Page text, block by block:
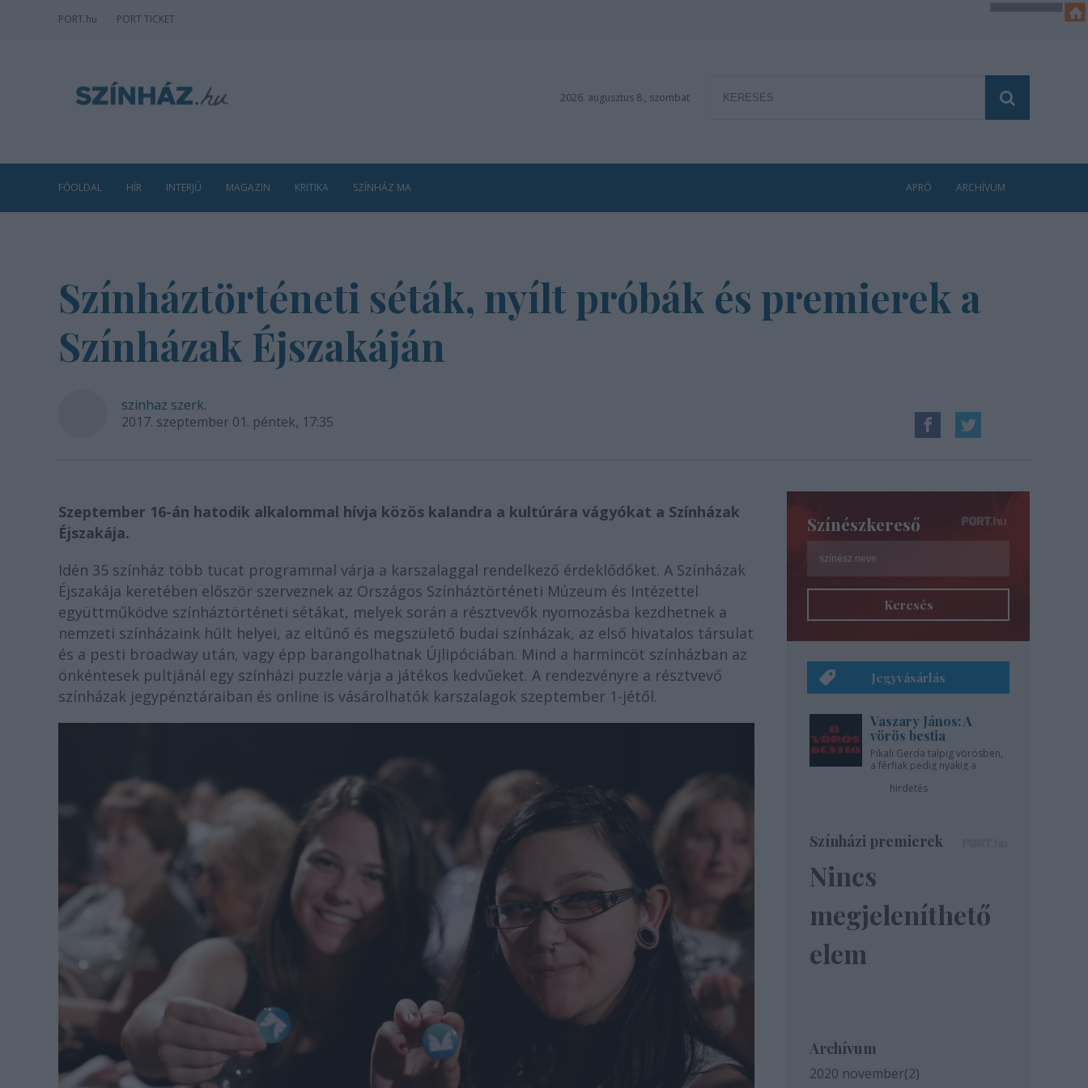
PORT.hu PORT TICKET
2026. augusztus 8., szombat
FŐOLDAL HÍR INTERJÚ MAGAZIN KRITIKA SZÍNHÁZ MA APRÓ ARCHÍVUM
Színháztörténeti séták, nyílt próbák és premierek a
Színházak Éjszakáján
szinhaz szerk.
2017. szeptember 01. péntek, 17:35
Szeptember 16-án hatodik alkalommal hívja közös kalandra a kultúrára vágyókat a Színházak
Éjszakája.
Idén 35 színház több tucat programmal várja a karszalaggal rendelkező érdeklődőket. A Színházak
Éjszakája keretében először szerveznek az Országos Színháztörténeti Múzeum és Intézettel
együttműködve színháztörténeti sétákat, melyek során a résztvevők nyomozásba kezdhetnek a
nemzeti színházaink hűlt helyei, az eltűnő és megszülető budai színházak, az első hivatalos társulat
és a pesti broadway után, vagy épp barangolhatnak Újlipóciában. Mind a harmincöt színházban az
önkéntesek pultjánál egy színházi puzzle várja a játékos kedvűeket. A rendezvényre a résztvevő
színházak jegypénztáraiban és online is vásárolhatók karszalagok szeptember 1-jétől.
Színészkereső
Keresés
Jegyvásárlás
Vaszary János: A
vörös bestia
Pikali Gerda talpig vörösben,
a férfiak pedig nyakig a
hirdetés
Színházi premierek
Nincs
megjeleníthető
elem
Archívum
2020 november(2)